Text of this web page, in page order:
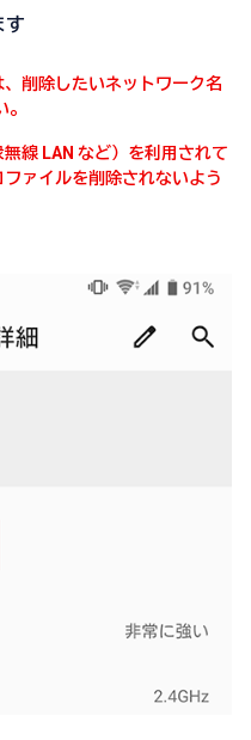
す
、削除したいネットワーク名
線 LAN など）を利用されて
ァイルを削除されないよう